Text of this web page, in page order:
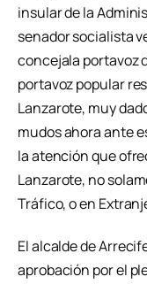
insular de la
senador socialista
concejala portavoz
portavoz popular
Lanzarote, muy
mudos ahora ante
la atención que
Lanzarote, no
Tráfico, o en
El alcalde de
aprobación por el